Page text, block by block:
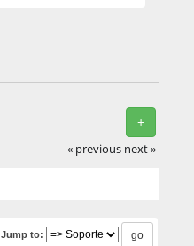
+
« previous next »
Jump to: